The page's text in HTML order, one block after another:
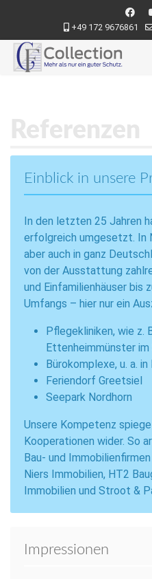
+49 172 9676861
Referenzen
Einblick in unsere
In den letzten 25 Jahren
erfolgreich umgesetzt. In
aber auch in ganz
von der Ausstattung
und Einfamilienhäuser bis
Umfangs – hier nur ein
Pflegekliniken, wie z.
Ettenheimmünster
Bürokomplexe, u. a.
Feriendorf Greetsiel
Seepark Nordhorn
Unsere Kompetenz
Kooperationen wider. So
Bau- und
Niers Immobilien, HT2
Immobilien und Stroot &
Impressionen